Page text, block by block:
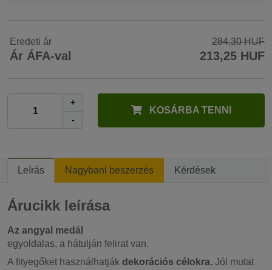
Eredeti ár 284,30 HUF
Ár ÁFA-val 213,25 HUF
+
-
KOSÁRBA TENNI
Leírás Nagybani beszerzés Kérdések
Árucikk leírása
Az angyal medál
egyoldalas, a hátulján felirat van.
A fityegőket használhatják dekorációs célokra. Jól mutat